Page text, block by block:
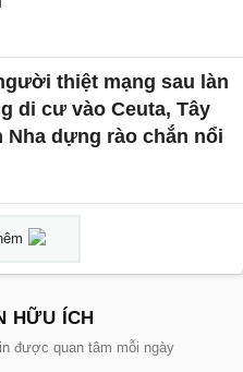
thiệt mạng sau làn
di cư vào Ceuta, Tây
Nha dựng rào chắn nổi
HỮU ÍCH
được quan tâm mỗi ngày